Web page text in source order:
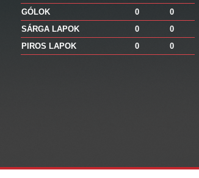
GÓLOK
0
0
SÁRGA LAPOK
0
0
PIROS LAPOK
0 0